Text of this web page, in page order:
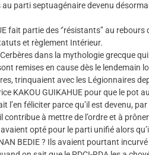
au parti septuagénaire devenu
fait partie des ‘’résistants’’ au
et règlement Intérieur.
dans la mythologie grecque qui
remises en cause dès le lendemain
trinquaient avec les Légionnaires
KAKOU GUIKAHUE pour que le pot
l’en féliciter parce qu’il est devenu,
contribue à mettre de l’ordre et à
opté pour le parti unifié alors
BEDIE ? Ils avaient pourtant